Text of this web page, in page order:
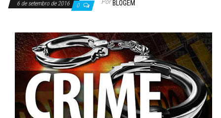
6 de setembro de 2016 0 BLOGEM